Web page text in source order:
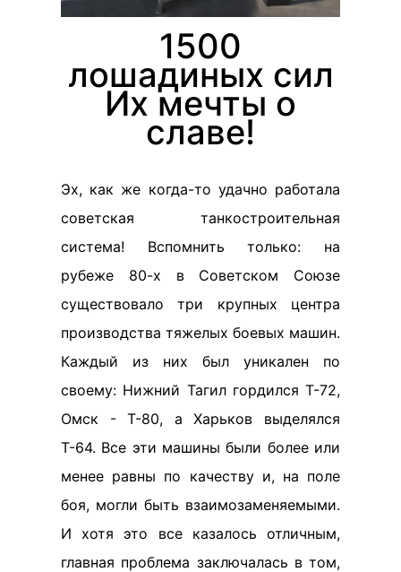
1500
лошадиных сил
Их мечты о
славе!
Эх, как же когда-то удачно работала
советская танкостроительная
система! Вспомнить только: на
рубеже 80-х в Советском Союзе
существовало три крупных центра
производства тяжелых боевых машин.
Каждый из них был уникален по
своему: Нижний Тагил гордился Т-72,
Омск - Т-80, а Харьков выделялся
Т-64. Все эти машины были более или
менее равны по качеству и, на поле
боя, могли быть взаимозаменяемыми.
И хотя это все казалось отличным,
главная проблема заключалась в том,